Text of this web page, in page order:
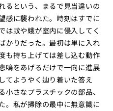
るという、まるで見当違いの
感に襲われた。時刻はすでに
は蚊や蛾が室内に侵入してく
かりだった。最初は単に入れ
も持ち上げては差し込む動作
鳴をあげるだけで一向に進展
てようやく辿り着いた答え
さなプラスチックの部品、
。私が掃除の最中に無意識に